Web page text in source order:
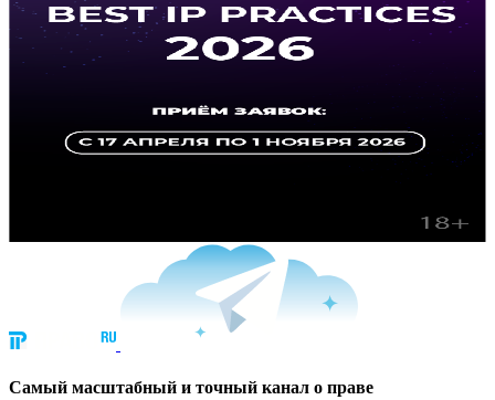
Cамый масштабный и точный канал о праве